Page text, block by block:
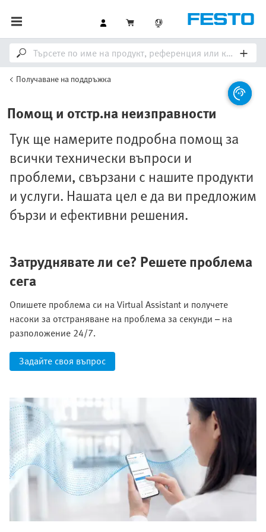
Получаване на поддръжка
Помощ и отстр.на неизправности
Тук ще намерите подробна помощ за
всички технически въпроси и
проблеми, свързани с нашите продукти
и услуги. Нашата цел е да ви предложим
бързи и ефективни решения.
Затруднявате ли се? Решете проблема
сега
Опишете проблема си на Virtual Assistant и получете
насоки за отстраняване на проблема за секунди – на
разположение 24/7.
Задайте своя въпрос